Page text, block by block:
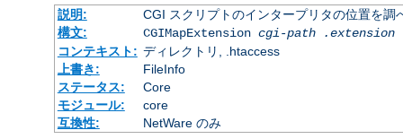
説明:
CGI スクリプトのインタープリタの位置を調
構文:
CGIMapExtension cgi-path
.extension
コンテキスト: ディレクトリ, .htaccess
上書き:
FileInfo
ステータス:
Core
モジュール:
core
互換性:
NetWare のみ